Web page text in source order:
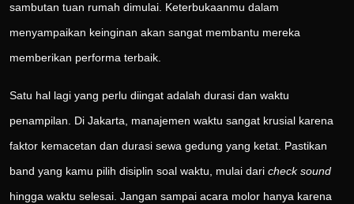
sambutan tuan rumah dimulai. Keterbukaanmu dalam
menyampaikan keinginan akan sangat membantu mereka
memberikan performa terbaik.
Satu hal lagi yang perlu diingat adalah durasi dan waktu
penampilan. Di Jakarta, manajemen waktu sangat krusial karena
faktor kemacetan dan durasi sewa gedung yang ketat. Pastikan
band yang kamu pilih disiplin soal waktu, mulai dari check sound
hingga waktu selesai. Jangan sampai acara molor hanya karena